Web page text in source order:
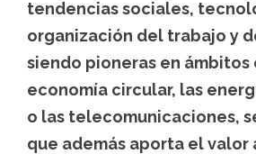
tendencias sociales,
organización del trabajo y
siendo pioneras en ámbitos
economía circular, las
o las telecomunicaciones,
que además aporta el valor